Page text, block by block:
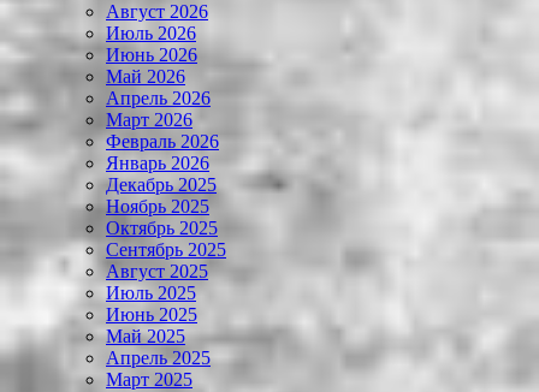
Август 2026
Июль 2026
Июнь 2026
Май 2026
Апрель 2026
Март 2026
Февраль 2026
Январь 2026
Декабрь 2025
Ноябрь 2025
Октябрь 2025
Сентябрь 2025
Август 2025
Июль 2025
Июнь 2025
Май 2025
Апрель 2025
Март 2025